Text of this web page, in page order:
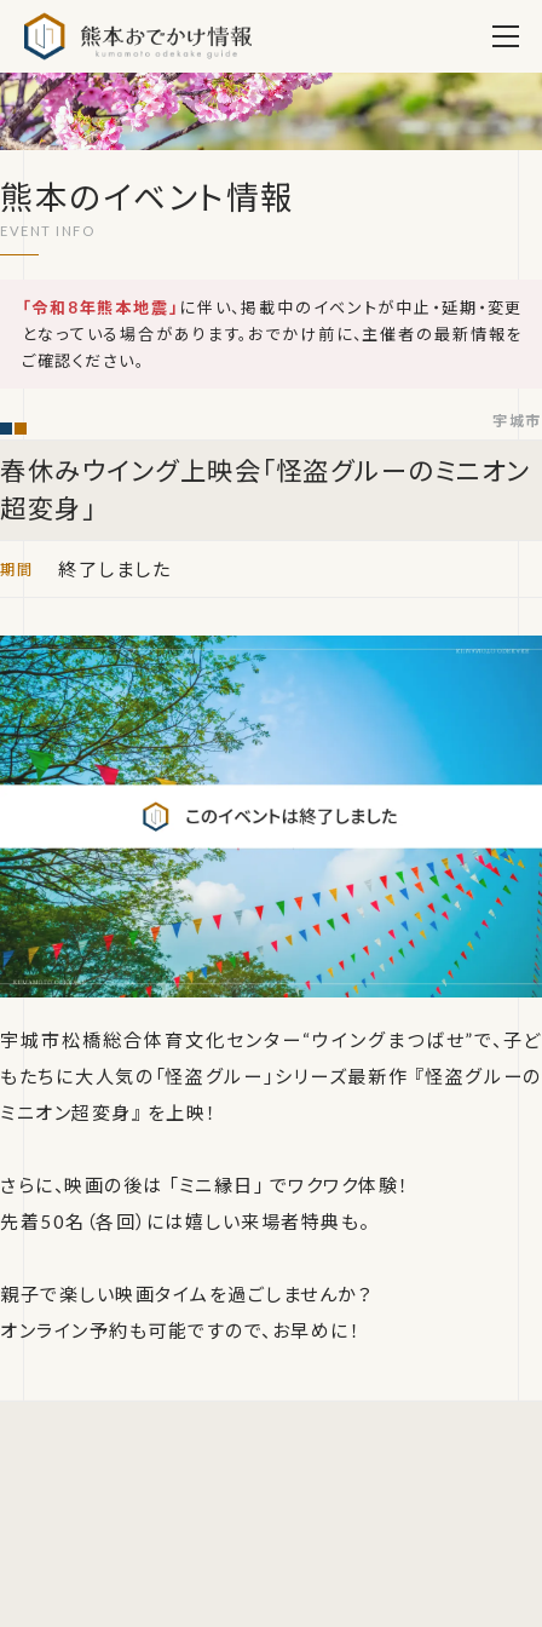
熊本のイベント情報
「令和8年熊本地震」 に伴い、掲載中のイベントが中止・延期・変更
となっている場合があります。おでかけ前に、主催者の最新情報を
ご確認ください。
春休みウイング上映会「怪盗グルーのミニオン
超変身」
宇城市
終了しました
宇城市松橋総合体育文化センター“ウイングまつばせ”で、子ど
もたちに大人気の「怪盗グルー」シリーズ最新作 『怪盗グルーの
ミニオン超変身』 を上映！
さらに、映画の後は 「ミニ縁日」 でワクワク体験！
先着50名（各回）には嬉しい来場者特典も。
親子で楽しい映画タイムを過ごしませんか？
オンライン予約も可能ですので、お早めに！